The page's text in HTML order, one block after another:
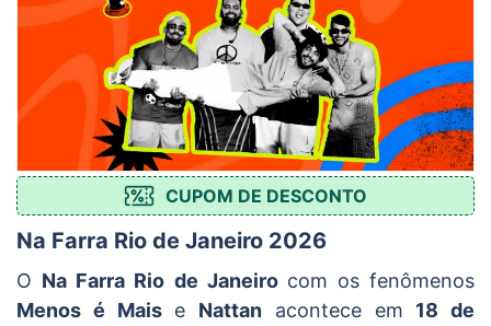
CUPOM DE DESCONTO
Na Farra Rio de Janeiro 2026
O Na Farra Rio de Janeiro com os fenômenos
Menos é Maise Nattan acontece em 18 de